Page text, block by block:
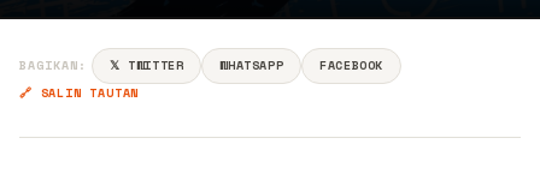
BAGIKAN: 𝕏 TWITTER WHATSAPP
FACEBOOK
🔗 SALIN TAUTAN